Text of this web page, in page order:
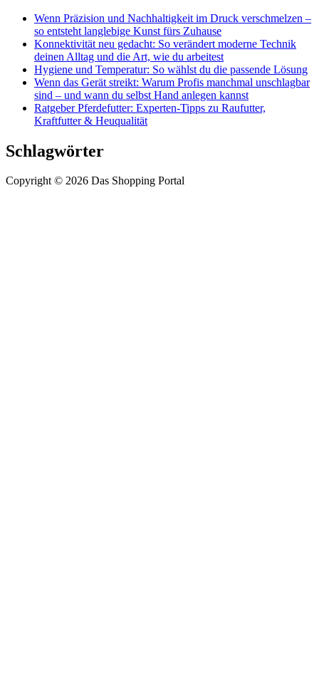
Wenn Präzision und Nachhaltigkeit im Druck verschmelzen –
so entsteht langlebige Kunst fürs Zuhause
Konnektivität neu gedacht: So verändert moderne Technik
deinen Alltag und die Art, wie du arbeitest
Hygiene und Temperatur: So wählst du die passende Lösung
Wenn das Gerät streikt: Warum Profis manchmal unschlagbar
sind – und wann du selbst Hand anlegen kannst
Ratgeber Pferdefutter: Experten-Tipps zu Raufutter,
Kraftfutter & Heuqualität
Schlagwörter
Copyright © 2026 Das Shopping Portal